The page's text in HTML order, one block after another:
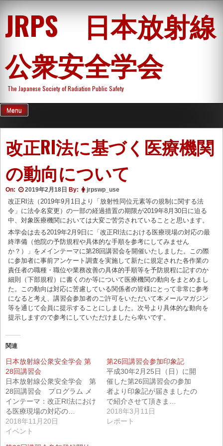
content
JRPS 日本放射線
公衆安全学会
The Japanese Society of Radiation Public Safety
Menu
改正RI法に基づく医療機関
の動向について
On: 2019年2月18日 By: jrpswp_use
改正RI法（2019年9月1日より「放射性同位元素等の規制に関する法
令」に法令名変更）の一部の経過措置の期限が2019年8月30日に迫る
中、対象医療機関においては大変ご苦労されていることと思います。
本学会は去る2019年2月9日に「改正RI法における医療現場の対応の最
終準備（他院の予防規程や具体的な手順を参考にしてみません
か？）」をメインテーマに第28回講習会を開催いたしました。この際
に参加者に事前アンケート調査を実施して新たに規定された各作業の
責任者の職種・職位や業務改善の具体的手順等を予防規程に記すのか
細則（下部規程）に書くのか等について医療機関の動向をまとめまし
た。この動向は対応に苦慮している関係者の皆様にとって非常に参考
になると考え、講習会参加者のご許可をいただいて本メールマガジン
等を通じて会員に提示することにしました。次号より具体的な動向を
提示しますので参考にしていただけましたら幸いです。
関連
日本放射線公衆安全学会 第
28回講習会
日本放射線公衆安全学会 第
28回講習会 プログラム メ
インテーマ：改正RI法におけ
る医療現場の対応の…
2018年11月20日
イベント
第26回講習会参加印象記
平成30年2月25日（日）に開
催した第26回講習会の参加
者より印象記が届きましたの
で紹介させて頂きま…
2018年3月11日
レポート